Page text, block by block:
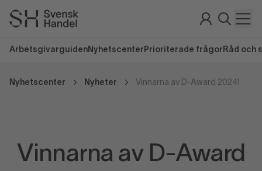
Arbetsgivarguiden Nyhetscenter Prioriterade frågor Råd och
Nyhetscenter Nyheter Vinnarna av D-Award 2024!
Vinnarna av D-Award